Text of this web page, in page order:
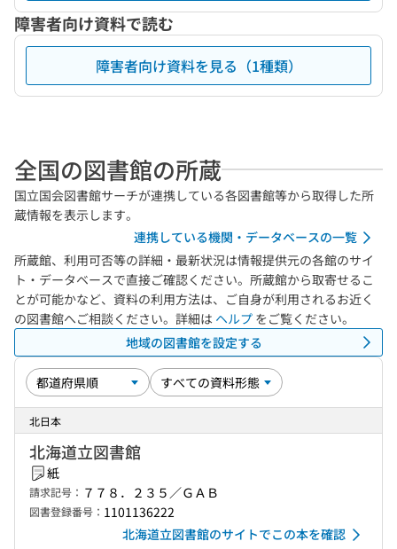
障害者向け資料で読む
障害者向け資料を見る（1種類）
全国の図書館の所蔵
国立国会図書館サーチが連携している各図書館等から取得した所
蔵情報を表示します。
連携している機関・データベースの一覧
所蔵館、利用可否等の詳細・最新状況は情報提供元の各館のサイ
ト・データベースで直接ご確認ください。所蔵館から取寄せるこ
とが可能かなど、資料の利用方法は、ご自身が利用されるお近く
の図書館へご相談ください。詳細は ヘルプ をご覧ください。
地域の図書館を設定する
北日本
北海道立図書館
紙
請求記号： ７７８．２３５／ＧＡＢ
図書登録番号： 1101136222
北海道立図書館のサイトでこの本を確認